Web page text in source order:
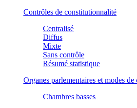
Contrôles de constitutionnalité
Centralisé
Diffus
Mixte
Sans contrôle
Résumé statistique
Organes parlementaires et modes
Chambres basses